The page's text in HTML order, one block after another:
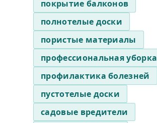
покрытие балконов
полнотелые доски
пористые материалы
профессиональная уборка
профилактика болезней
пустотелые доски
садовые вредители